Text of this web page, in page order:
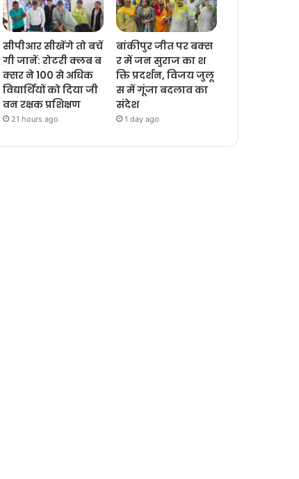
सीपीआर सीखेंगे तो बचें
गी जानें: रोटरी क्लब ब
क्सर ने 100 से अधिक
विद्यार्थियों को दिया जी
वन रक्षक प्रशिक्षण
21 hours ago
बांकीपुर जीत पर बक्स
र में जन सुराज का श
क्ति प्रदर्शन, विजय जुलू
स में गूंजा बदलाव का
संदेश
1 day ago